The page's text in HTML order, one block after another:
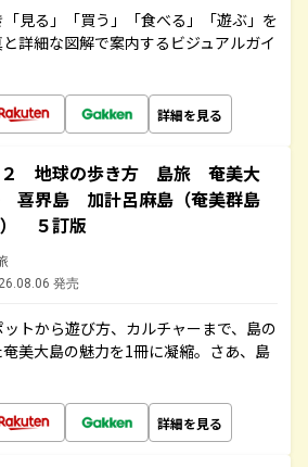
見る」「買う」「食べる」「遊ぶ」を
詳細な図解で案内するビジュアルガイ
詳細を見る
２ 地球の歩き方 島旅 奄美大
喜界島 加計呂麻島（奄美群島
） ５訂版
発売
トから遊び方、カルチャーまで、島の
美大島の魅力を1冊に凝縮。さあ、島
詳細を見る